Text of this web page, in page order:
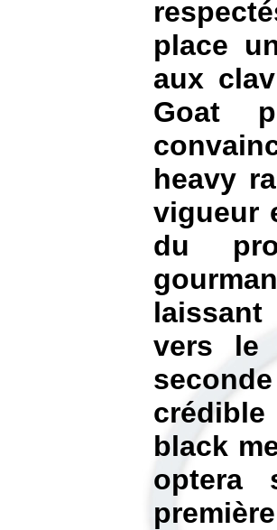
place
aux
Goat
heavy
vigueur
du
vers le
black
optera
première